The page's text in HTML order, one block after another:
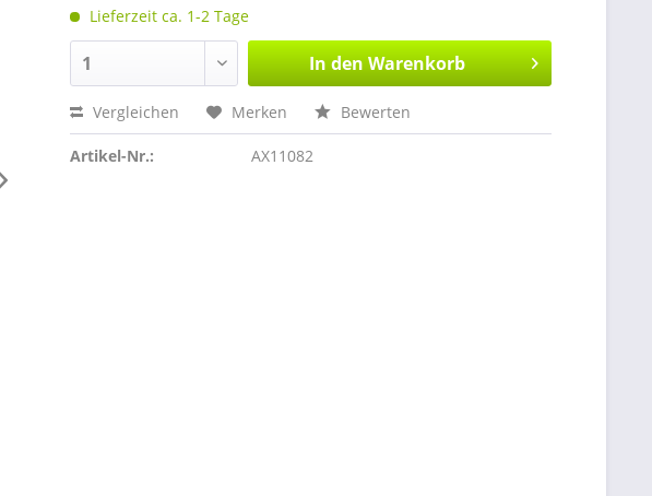
Lieferzeit ca. 1-2 Tage
In den Warenkorb
Vergleichen Merken Bewerten
Artikel-Nr.: AX11082